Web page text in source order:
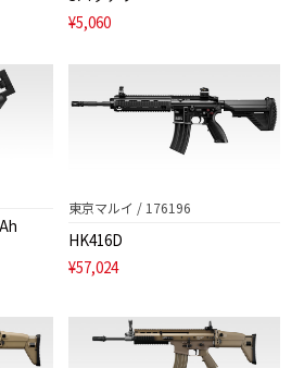
¥5,060
東京マルイ / 176196
HK416D
¥57,024